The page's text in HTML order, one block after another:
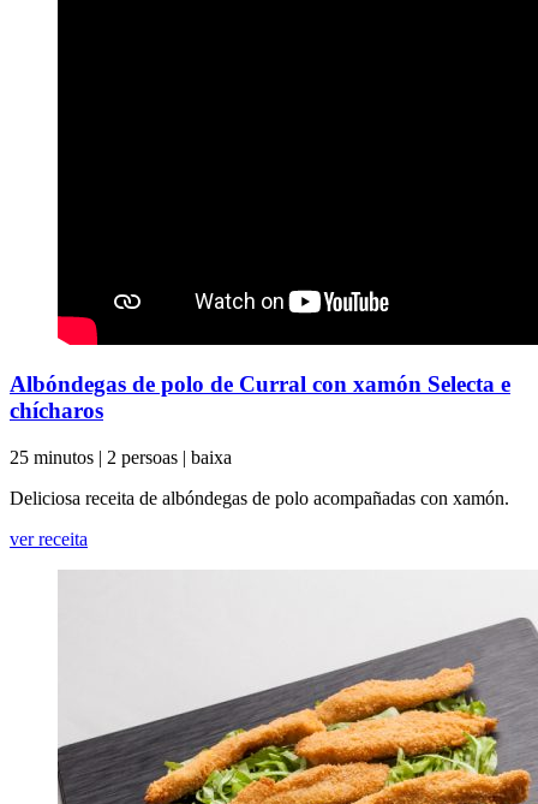
Albóndegas de polo de Curral con xamón Selecta e
chícharos
25 minutos | 2 persoas | baixa
Deliciosa receita de albóndegas de polo acompañadas con xamón.
ver receita